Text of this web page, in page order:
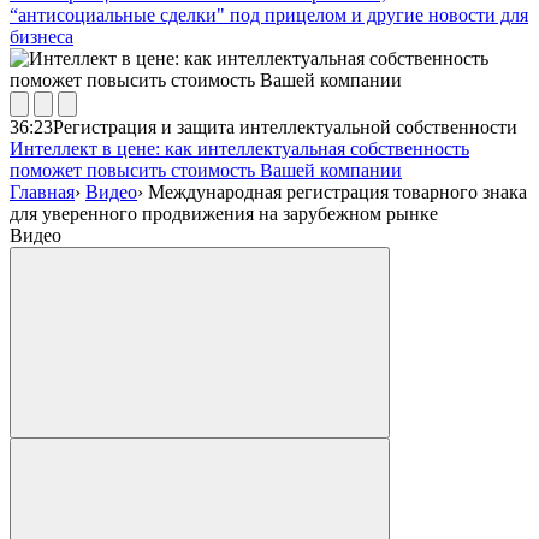
“антисоциальные сделки" под прицелом и другие новости для
бизнеса
36:23Регистрация и защита интеллектуальной собственности
Интеллект в цене: как интеллектуальная собственность
поможет повысить стоимость Вашей компании
Главная› Видео› Международная регистрация товарного знака
для уверенного продвижения на зарубежном рынке
Видео